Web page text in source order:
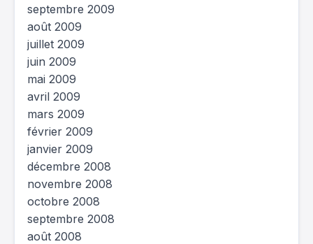
septembre 2009
août 2009
juillet 2009
juin 2009
mai 2009
avril 2009
mars 2009
février 2009
janvier 2009
décembre 2008
novembre 2008
octobre 2008
septembre 2008
août 2008